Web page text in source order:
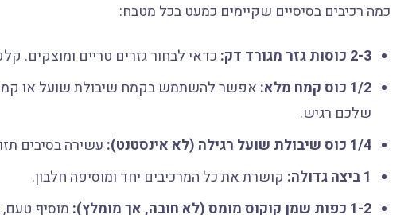
כמה רכיבים בסיסיים שקיימים כמעט בכל מטבח:
2-3 כוסות גזר מגורד דק:
כדאי לבחור גזרים טריים ומוצקים.
1/2 כוס קמח מלא:
אפשר להשתמש בקמח שיבולת שועל או קמח
שלכם רגיש.
1/4 כוס שיבולת שועל רגילה (לא אינסטנט):
עשירה בסיבים
1 ביצה גדולה:
קושרת את כל המרכיבים יחד ומוסיפה חלבון.
1-2 כפות שמן קוקוס מומס (לא חובה, אך מומלץ):
מוסיף